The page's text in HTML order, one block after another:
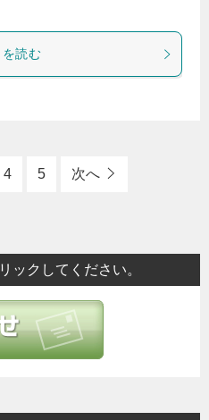
読む
4 5 次へ
ックしてください。